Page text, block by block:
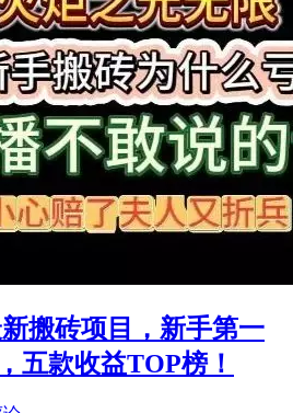
搬砖项目，新手第一
五款收益TOP榜！